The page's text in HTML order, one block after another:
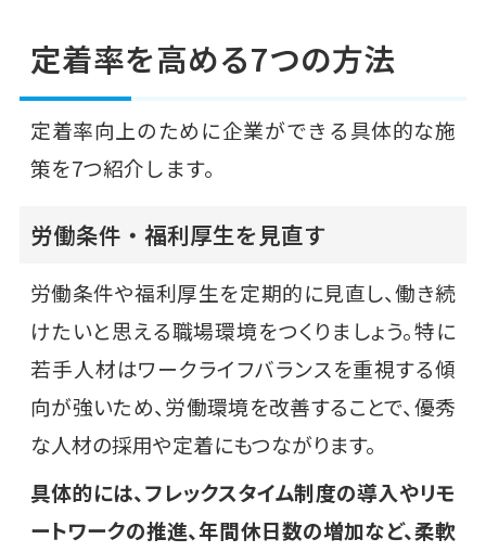
定着率を高める7つの方法
定着率向上のために企業ができる具体的な施
策を7つ紹介します。
労働条件・福利厚生を見直す
労働条件や福利厚生を定期的に見直し、働き続
けたいと思える職場環境をつくりましょう。特に
若手人材はワークライフバランスを重視する傾
向が強いため、労働環境を改善することで、優秀
な人材の採用や定着にもつながります。
具体的には、フレックスタイム制度の導入やリモ
ートワークの推進、年間休日数の増加など、柔軟